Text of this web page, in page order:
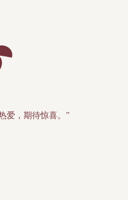
爱，期待惊喜。”